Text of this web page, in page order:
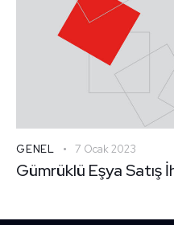
GENEL 7 Ocak 2023
Gümrüklü Eşya Satış